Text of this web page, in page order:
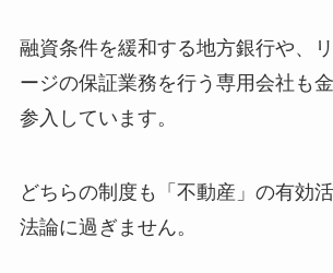
融資条件を緩和する地方銀行や、
ージの保証業務を行う専用会社も
参入しています。
どちらの制度も「不動産」の有効
法論に過ぎません。